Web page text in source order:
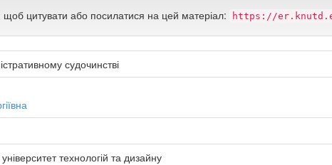
щоб цитувати або посилатися на цей матеріал: https://
судочинстві
технологій та дизайну